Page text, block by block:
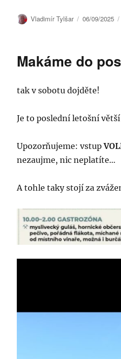
Autor:
Vladimír Tylšar Publikováno:
06/09/2025
Makáme do
tak v sobotu dojděte!
Je to poslední letošní větší
Upozorňujeme: vstup
nezaujme, nic neplatíte…
A tohle taky stojí za